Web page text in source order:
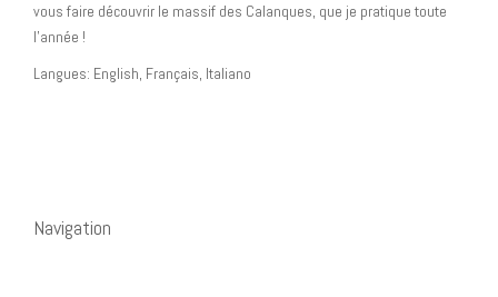
vous faire découvrir le massif des Calanques, que je pratique toute
l’année !
Langues: English, Français, Italiano
Navigation